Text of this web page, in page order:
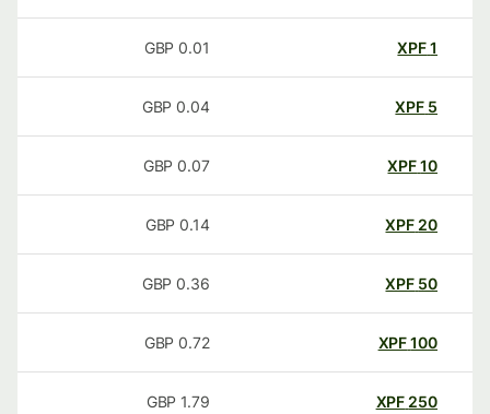
XPF
0.01
GBP
XPF
0.04
GBP
XPF
0.07
GBP
20
XPF
0.14
GBP
50
XPF
0.36
GBP
100
XPF
0.72
GBP
250
XPF
1.79
GBP